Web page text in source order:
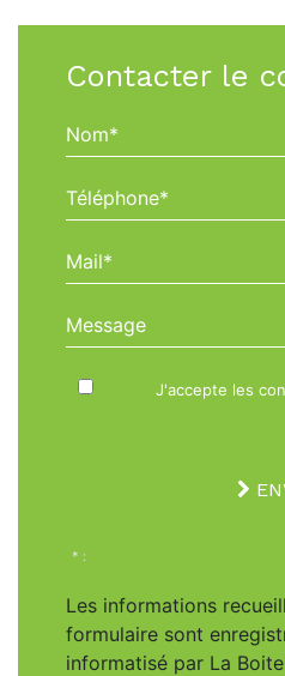
Contacter le
Nom*
Téléphone*
Mail*
Message
J'accepte les
* :
Les informations
formulaire sont
informatisé par La